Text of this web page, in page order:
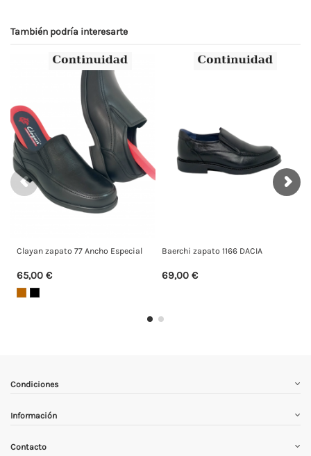
También podría interesarte
77 Ancho Especial Baerchi zapato 1166 DACIA FLUCHOS
Condiciones
Información
Contacto